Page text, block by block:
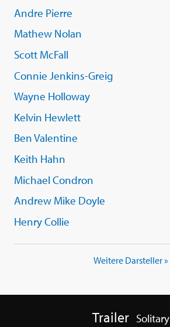
Andre Pierre
Mathew Nolan
Scott McFall
Connie Jenkins-Greig
Wayne Holloway
Kelvin Hewlett
Ben Valentine
Keith Hahn
Michael Condron
Andrew Mike Doyle
Henry Collie
Weitere Darsteller »
Trailer Solitary